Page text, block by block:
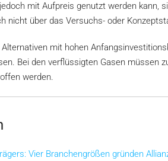
mit Aufpreis genutzt werden kann,
nicht über das Versuchs- oder
mit hohen
Bei den verflüssigten Gasen müssen
werden.
Vier Branchengrößen gründen